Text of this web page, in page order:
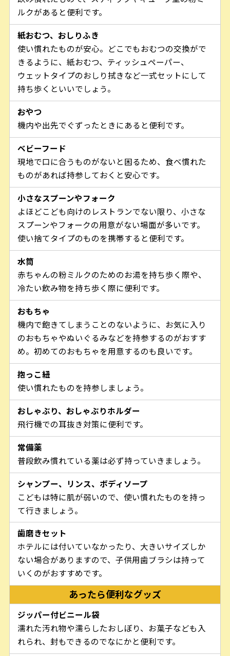
ルクがあると便利です。
紙おむつ、おしりふき
使い慣れたものが安心。どこでもおむつの交換がで
きるように、紙おむつ、ティッシュペーパー、
ウェットタイプのおしり拭きなど一式セットにして
持ち歩くといいでしょう。
おやつ
機内や出先でぐずったときにあると便利です。
ベビーフード
現地で口に合うものがないと困るため、食べ慣れた
ものがあれば持参しておくと安心です。
小さなスプーンやフォーク
よほどこども向けのレストランでない限り、小さな
スプーンやフォークの用意がない場面が多いです。
使い捨てタイプのものを携帯すると便利です。
水筒
赤ちゃんの粉ミルクのためのお湯を持ち歩く際や、
冷たい飲み物を持ち歩く際に便利です。
おもちゃ
機内で飽きてしまうことのないように、お気に入り
のおもちゃやぬいぐるみなどを持参するのがおすす
め。初めてのおもちゃを用意するのも良いです。
抱っこ紐
使い慣れたものを持参しましょう。
おしゃぶり、おしゃぶりホルダー
飛行機での耳抜き対策に便利です。
常備薬
普段飲み慣れている薬は必ず持っていきましょう。
シャンプー、リンス、ボディソープ
こどもは特に肌が弱いので、使い慣れたものを持っ
て行きましょう。
歯磨きセット
ホテルには付いていなかったり、大きいサイズしか
ない場合がありますので、子供用歯ブラシは持って
いくのがおすすめです。
あったら便利なグッズ
ジッパー付ビニール袋
濡れた汚れ物や濡らしたおしぼり、お菓子なども入
れられ、封もできるのでなにかと便利です。